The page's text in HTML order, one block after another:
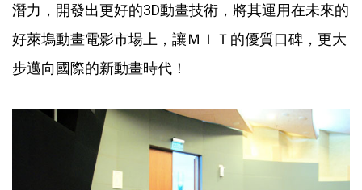
潛力，開發出更好的3D動畫技術，將其運用在未來的
好萊塢動畫電影市場上，讓ＭＩＴ的優質口碑，更大
步邁向國際的新動畫時代！